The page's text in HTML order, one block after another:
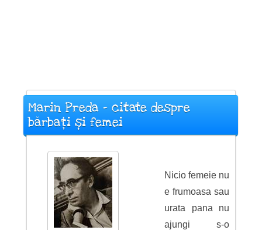
Marin Preda - citate despre
bărbați și femei
Nicio femeie nu
e frumoasa sau
urata pana nu
ajungi s-o